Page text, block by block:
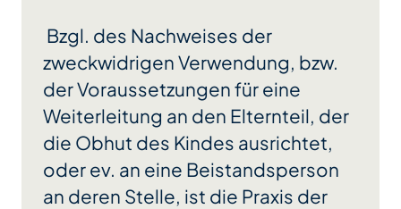
Bzgl. des Nachweises der
zweckwidrigen Verwendung, bzw.
der Voraussetzungen für eine
Weiterleitung an den Elternteil, der
die Obhut des Kindes ausrichtet,
oder ev. an eine Beistandsperson
an deren Stelle, ist die Praxis der